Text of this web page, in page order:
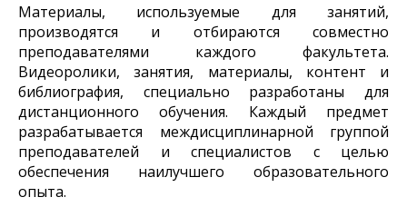
Материалы, используемые для занятий,
производятся и отбираются совместно
преподавателями каждого факультета.
Видеоролики, занятия, материалы, контент и
библиография, специально разработаны для
дистанционного обучения. Каждый предмет
разрабатывается междисциплинарной группой
преподавателей и специалистов с целью
обеспечения наилучшего образовательного
опыта.